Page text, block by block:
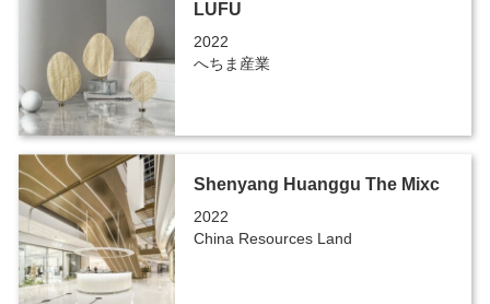
LUFU
2022
へちま産業
Shenyang Huanggu The Mixc
2022
China Resources Land